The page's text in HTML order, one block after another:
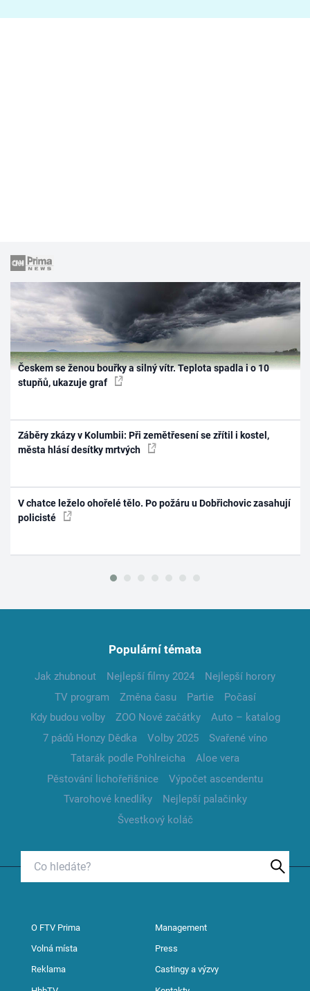
Českem se ženou bouřky a silný vítr. Teplota spadla i o 10
stupňů, ukazuje graf
Záběry zkázy v Kolumbii: Při zemětřesení se zřítil i kostel,
města hlásí desítky mrtvých
V chatce leželo ohořelé tělo. Po požáru u Dobřichovic zasahují
policisté
Populární témata
Jak zhubnout Nejlepší filmy 2024
Nejlepší horory
TV program
Změna času Partie
Počasí
Kdy budou volby
ZOO Nové začátky
Auto – katalog
7 pádů Honzy Dědka
Volby 2025
Svařené víno
Tatarák podle Pohlreicha
Aloe vera
Pěstování lichořeřišnice
Výpočet ascendentu
Tvarohové knedlíky
Nejlepší palačinky
Švestkový koláč
O FTV Prima Management
Volná místa Press
Reklama Castingy a výzvy